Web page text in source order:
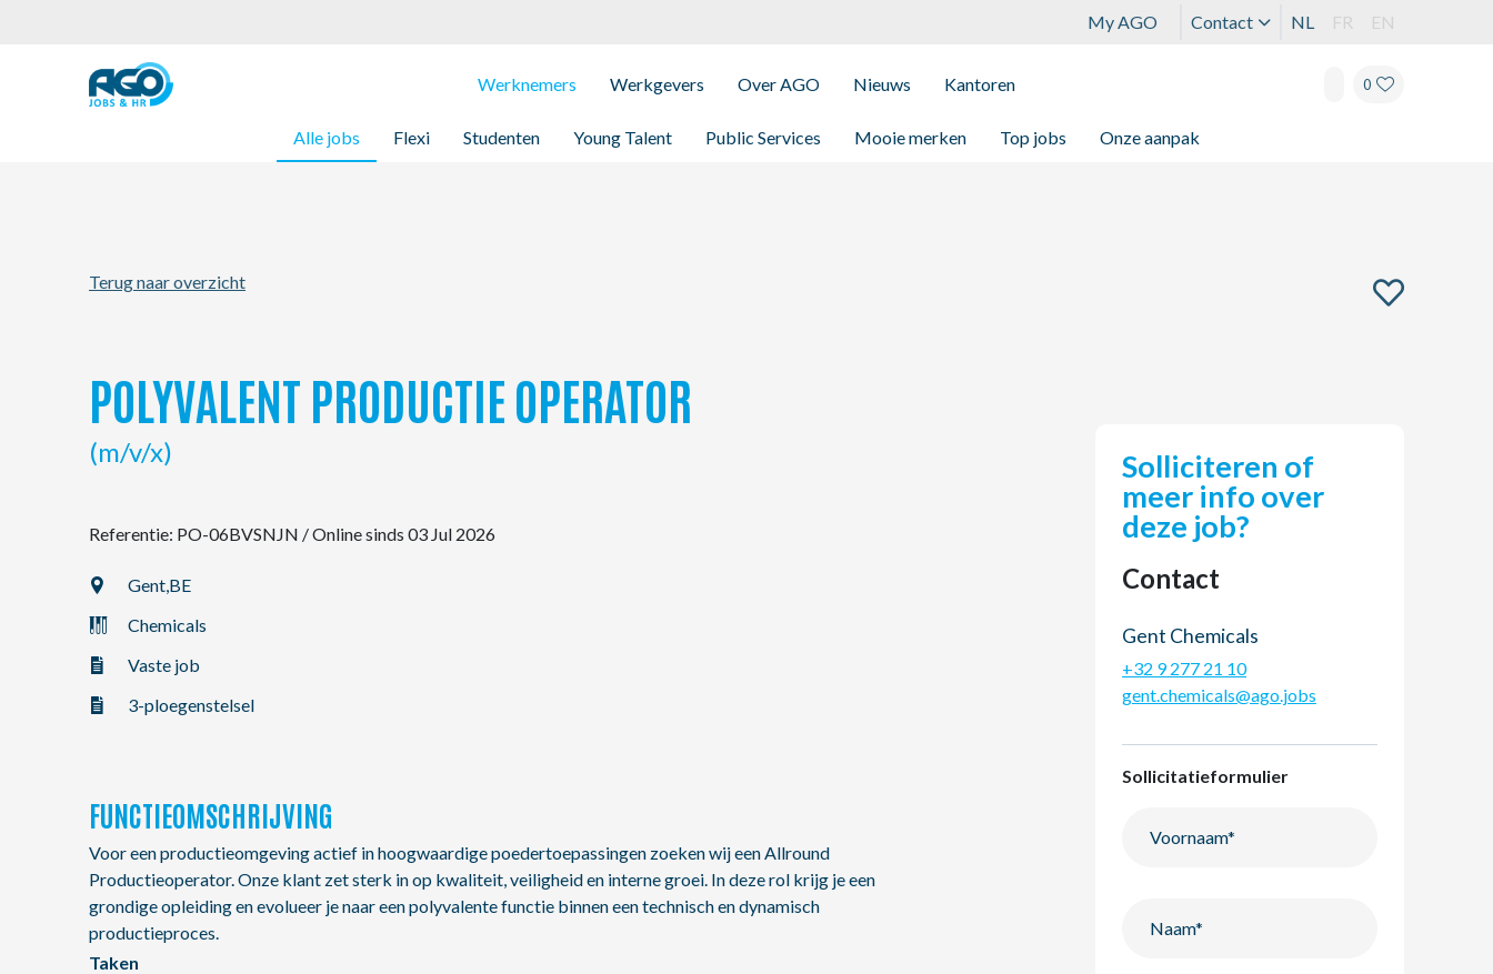
My AGO Contact NL FR EN
Werknemers
Alle jobs Flexi Studenten Young Talent Public Services Mooie merken Top jobs Onze aanpak
Werkgevers Over AGO Nieuws Kantoren 0
Werknemers
Kantoren
My AGO
Terug naar overzicht
POLYVALENT PRODUCTIE OPERATOR
(m/v/x)
Referentie: PO-06BVSNJN /Online sinds 03 Jul 2026
Gent,BE
Chemicals
Vaste job
3-ploegenstelsel
FUNCTIEOMSCHRIJVING
Voor een productieomgeving actief in hoogwaardige poedertoepassingen zoeken wij een Allround
Productieoperator. Onze klant zet sterk in op kwaliteit, veiligheid en interne groei. In deze rol krijg je een
grondige opleiding en evolueer je naar een polyvalente functie binnen een technisch en dynamisch
productieproces.
Taken
Solliciteren of
meer info over
deze job?
Contact
Gent Chemicals
+32 9 277 21 10
gent.chemicals@ago.jobs
Sollicitatieformulier